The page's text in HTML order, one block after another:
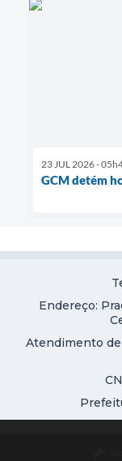
23 JUL 2026 -
GCM detém
Endereço:
Atendimento de